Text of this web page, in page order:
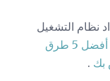
نظام التشغيل
أفضل 5 طرق
.